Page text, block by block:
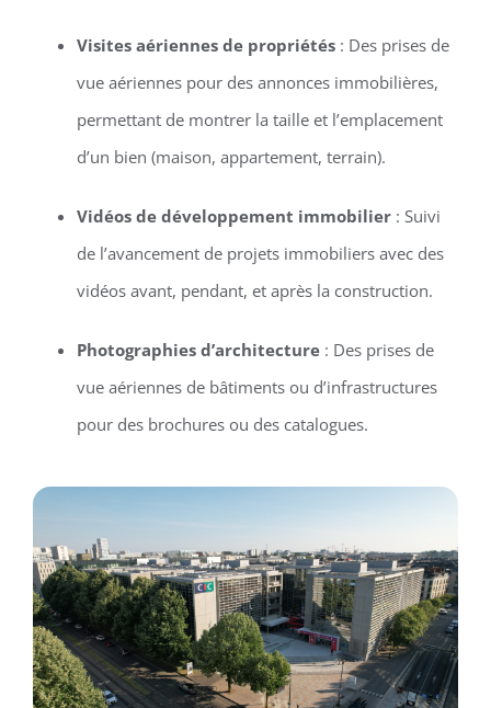
Visites aériennes de propriétés: Des prises de
vue aériennes pour des annonces immobilières,
permettant de montrer la taille et l’emplacement
d’un bien (maison, appartement, terrain).
Vidéos de développement immobilier: Suivi
de l’avancement de projets immobiliers avec des
vidéos avant, pendant, et après la construction.
Photographies d’architecture: Des prises de
vue aériennes de bâtiments ou d’infrastructures
pour des brochures ou des catalogues.